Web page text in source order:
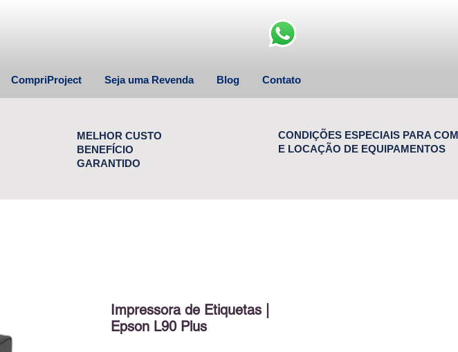
CompriProject Seja uma Revenda Blog Contato
MELHOR CUSTO
BENEFÍCIO
GARANTIDO
CONDIÇÕES ESPECIAIS PARA
E LOCAÇÃO DE EQUIPAMENTOS
Impressora de Etiquetas |
Epson L90 Plus